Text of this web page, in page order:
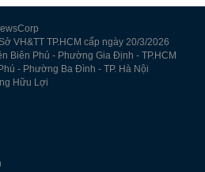
VH&TT TP.HCM cấp ngày 20/3/2026
Biên Phủ - Phường Gia Định - TP.HCM
- Phường Ba Đình - TP. Hà Nội
Hữu Lợi